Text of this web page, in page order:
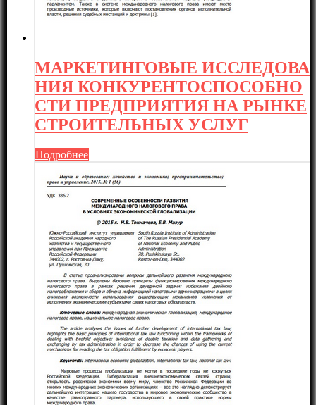
МАРКЕТИНГОВЫЕ ИССЛЕДОВА
НИЯ КОНКУРЕНТОСПОСОБНО
СТИ ПРЕДПРИЯТИЯ НА РЫНКЕ
СТРОИТЕЛЬНЫХ УСЛУГ
Подробнее